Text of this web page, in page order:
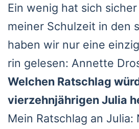
Ein wenig hat sich
mei­ner Schul­zeit in den
haben wir nur eine
rin gele­sen: Annet­te
Wel­chen Rat­schlag
vier­zehn­jäh­ri­gen Julia
Mein Rat­schlag an Julia: